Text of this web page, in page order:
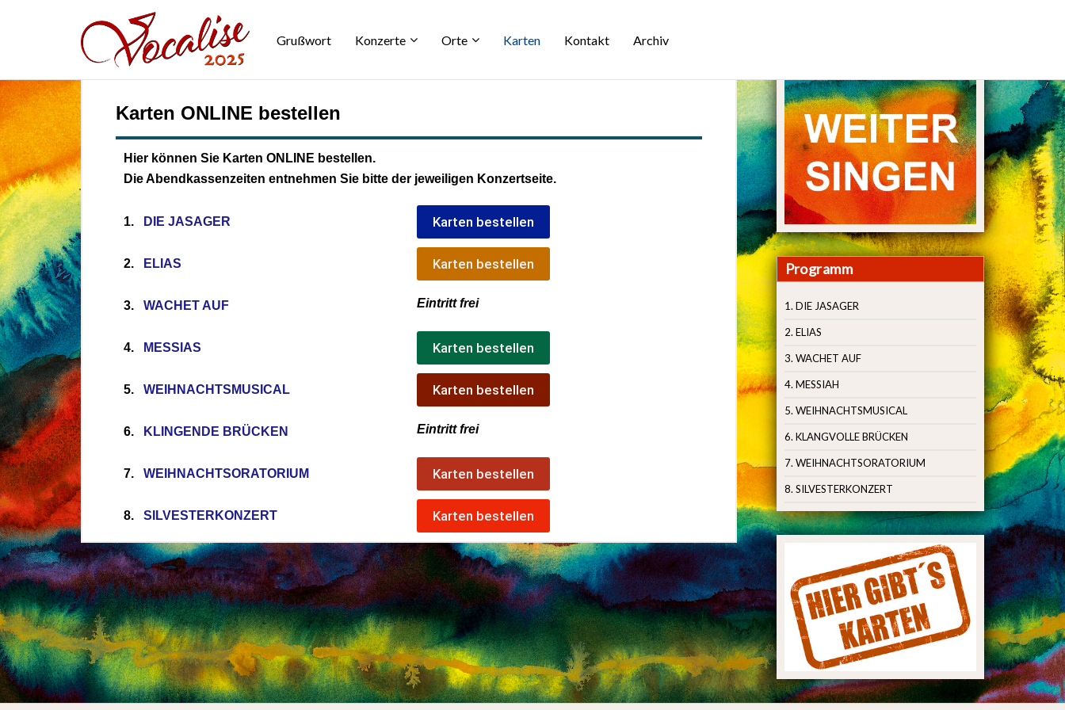
Grußwort Konzerte Orte Karten Kontakt Archiv
Karten ONLINE bestellen
Hier können Sie Karten ONLINE bestellen.
Die Abendkassenzeiten entnehmen Sie bitte der jeweiligen Konzertseite.
1. D IE JASAGER Karten bestellen
2. ELIAS Karten bestellen
3. WACHET AUF Eintritt frei
4. M ESSIAS Karten bestellen
5. WEIHNACHTSMUSICAL Karten bestellen
6. K LINGENDE BRÜCKEN Eintritt frei
7. WEIHNACHTSORATORIUM Karten bestellen
8. S ILVESTERKONZERT Karten bestellen
Programm
1. DIE JASAGER
2. ELIAS
3. WACHET AUF
4. MESSIAH
5. WEIHNACHTSMUSICAL
6. KLANGVOLLE BRÜCKEN
7. WEIHNACHTSORATORIUM
8. SILVESTERKONZERT